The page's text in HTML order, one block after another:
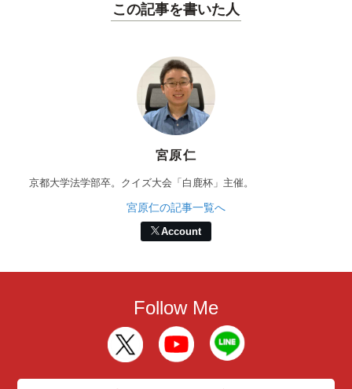
この記事を書いた人
宮原仁
京都大学法学部卒。クイズ大会「白鹿杯」主催。
宮原仁の記事一覧へ
Account
Follow Me